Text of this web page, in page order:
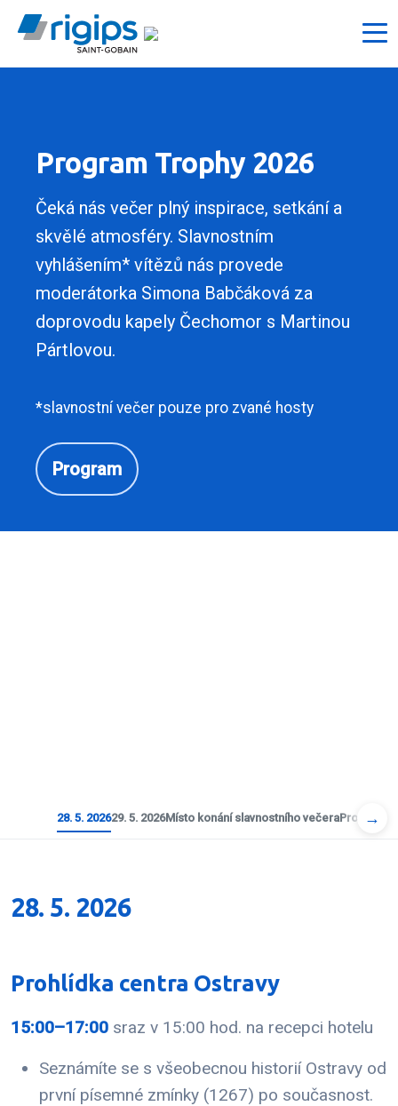
Program Trophy 2026
Čeká nás večer plný inspirace, setkání a
skvělé atmosféry. Slavnostním
vyhlášením* vítězů nás provede
moderátorka Simona Babčáková za
doprovodu kapely Čechomor s Martinou
Pártlovou.
*slavnostní večer pouze pro zvané hosty
Program
28. 5. 202629. 5. 2026Místo konání slavnostního večeraProměny
→
28. 5. 2026
Prohlídka centra Ostravy
15:00–17:00 sraz v 15:00 hod. na recepci hotelu
Seznámíte se s všeobecnou historií Ostravy od
první písemné zmínky (1267) po současnost.